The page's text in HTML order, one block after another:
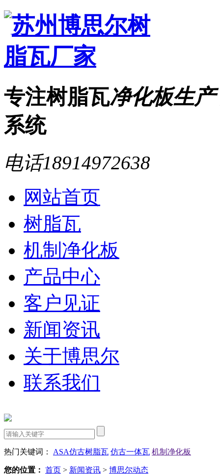
专注树脂瓦净化板生产
系统
电话18914972638
网站首页
树脂瓦
机制净化板
产品中心
客户见证
新闻资讯
关于博思尔
联系我们
热门关键词： ASA仿古树脂瓦 仿古一体瓦 机制净化板
您的位置： 首页 > 新闻资讯 > 博思尔动态